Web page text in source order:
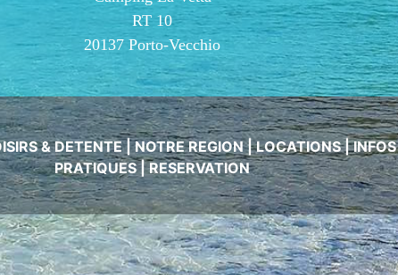
RT 10
20137 Porto-Vecchio
& DETENTE|NOTRE REGION|LOCATIONS|INFOS
PRATIQUES|RESERVATION